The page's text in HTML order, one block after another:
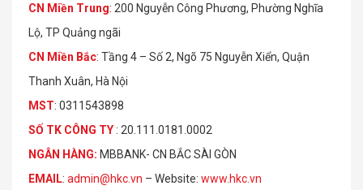
CN Miền Trung: 200 Nguyễn Công Phương, Phường Nghĩa
Lộ, TP Quảng ngãi
CN Miền Bắc: Tầng 4 – Số 2, Ngõ 75 Nguyễn Xiển, Quận
Thanh Xuân, Hà Nội
MST: 0311543898
SỐ TK CÔ NG TY : 20.111.0181.0002
NGÂN HÀNG: MBBANK- CN BẮC SÀI GÒN
EMAIL: admin@hkc.vn – Website: www.hkc.vn